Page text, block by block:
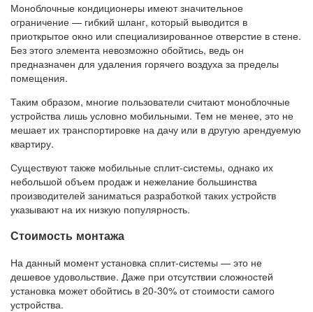
Моноблочные кондиционеры имеют значительное
ограничение — гибкий шланг, который выводится в
приоткрытое окно или специализированное отверстие в стене.
Без этого элемента невозможно обойтись, ведь он
предназначен для удаления горячего воздуха за пределы
помещения.
Таким образом, многие пользователи считают моноблочные
устройства лишь условно мобильными. Тем не менее, это не
мешает их транспортировке на дачу или в другую арендуемую
квартиру.
Существуют также мобильные сплит-системы, однако их
небольшой объем продаж и нежелание большинства
производителей заниматься разработкой таких устройств
указывают на их низкую популярность.
Стоимость монтажа
На данный момент установка сплит-системы — это не
дешевое удовольствие. Даже при отсутствии сложностей
установка может обойтись в 20-30% от стоимости самого
устройства.